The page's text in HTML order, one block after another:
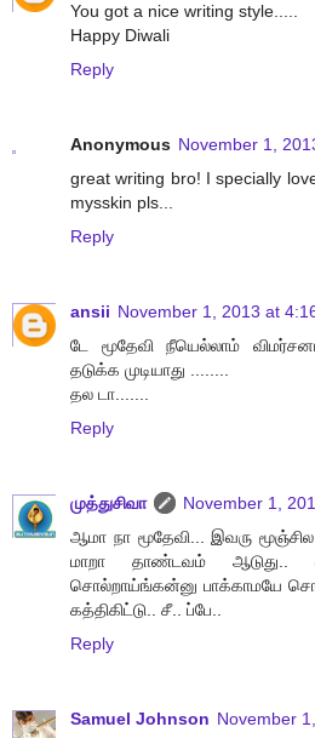
You got a nice writing style.....
Happy Diwali
Reply
Anonymous November 1,
great writing bro! I specially
mysskin pls...
Reply
ansii November 1, 2013 at
டே மூதேவி நீயெல்லாம்
தடுக்க முடியாது ........
தல டா.......
Reply
முத்துசிவா
November 1,
ஆமா நா மூதேவி... இவரு
மாறா தாண்டவம்
சொல்றாய்ங்கன்னு பாக்காமயே
கத்திகிட்டு.. சீ.. ப்பே..
Reply
Samuel Johnson November